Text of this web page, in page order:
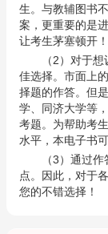
生。与教辅图书
案，更重要的是
让考生茅塞顿开！
（2）对于
佳选择。市面上
择题的作答。但
学、同济大学等
考题。为帮助考
水平，本电子书
（3）通过
点。因此，对于
您的不错选择！